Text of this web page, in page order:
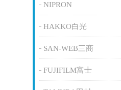
NIPRON
HAKKO白光
SAN-WEB三商
FUJIFILM富士